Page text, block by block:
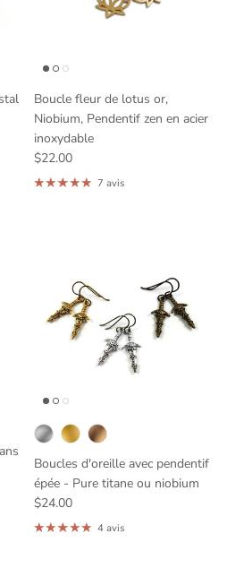
Boucle fleur de lotus or,
Niobium, Pendentif zen en acier
inoxydable
$22.00
7 avis
Boucles d'oreille avec pendentif
épée - Pure titane ou niobium
$24.00
4 avis